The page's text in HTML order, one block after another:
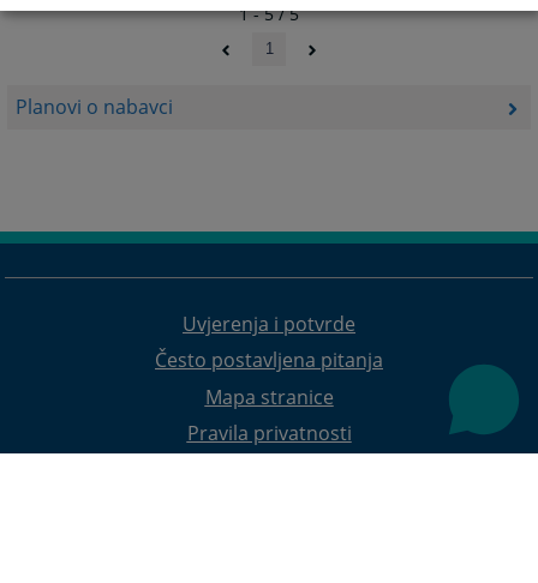
Planovi o nabavci
1 - 5 / 5
1
Uvjerenja i potvrde
Često postavljena pitanja
Mapa stranice
Pravila privatnosti